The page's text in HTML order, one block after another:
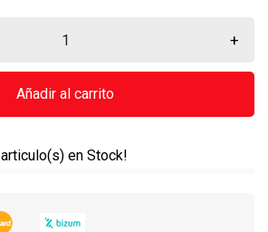
+
Añadir al carrito
articulo(s) en Stock!